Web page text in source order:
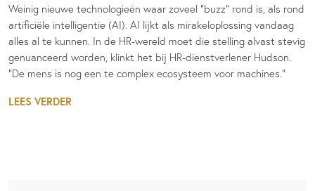
Weinig nieuwe technologieën waar zoveel “buzz” rond is, als rond
artificiële intelligentie (AI). AI lijkt als mirakeloplossing vandaag
alles al te kunnen. In de HR-wereld moet die stelling alvast stevig
genuanceerd worden, klinkt het bij HR-dienstverlener Hudson.
“De mens is nog een te complex ecosysteem voor machines.”
LEES VERDER